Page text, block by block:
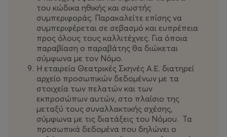
ιατρικά κέντρα της Αθήνας με την επίδειξη της
κάρτας. (Η συγκεκριμένη έκπτωση δεν ισχύει σε
συνδυασμό με άλλες προσφορές ή εκπτώσεις
που ισχύουν κατά την περίοδο των εκπτώσεων)
Ετήσια Συνδρομή: Το κόστος ανέρχεται στα 50€ και
ισχύει για ένα ημερολογιακό έτος. (Η κάρτα είναι σε
ηλεκτρονική και όχι φυσική – δυνατότητα εκτύπωσης).
Για να γίνετε μέλος στο Club Pallas και να αποκτήσετε
του κώδικα ηθικής και σωστής
συμπεριφοράς. Παρακαλείτε επίσης να
συμπεριφέρεται σε σεβασμό και ευπρέπεια
προς όλους τους καλλιτέχνες. Για όποια
παραβίαση ο παραβάτης θα διώκεται
σύμφωνα με τον Νόμο.
Η εταιρεία Θεατρικές Σκηνές Α.Ε. διατηρεί
αρχείο προσωπικών δεδομένων με τα
στοιχεία των πελατών και των
εκπροσώπων αυτών, στο πλαίσιο της
μεταξύ τους συναλλακτικής σχέσης,
σύμφωνα με τις διατάξεις του Νόμου. Τα
προσωπικά δεδομένα που δηλώνει ο